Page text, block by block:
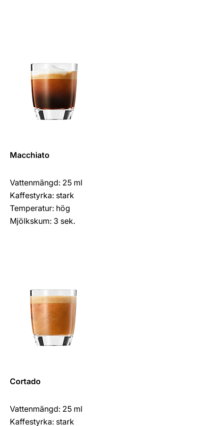
Macchiato
Vattenmängd: 25 ml
Kaffestyrka: stark
Temperatur: hög
Mjölkskum: 3 sek.
Cortado
Vattenmängd: 25 ml
Kaffestyrka: stark